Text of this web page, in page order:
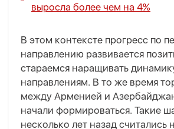
выросла более чем на 4%
В этом контексте прогресс по
направлению развивается
стараемся наращивать
направлениям. В то же время
между Арменией и
начали формироваться. Такие
несколько лет назад считались